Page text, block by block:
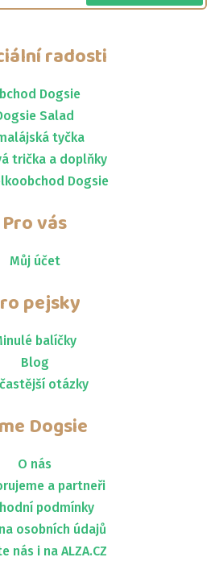
radosti
Dogsie
Salad
tyčka
trička a doplňky
Dogsie
Pro vás
Můj účet
pejsky
balíčky
Blog
otázky
Dogsie
O nás
a partneři
podmínky
osobních údajů
nás i na ALZA.CZ